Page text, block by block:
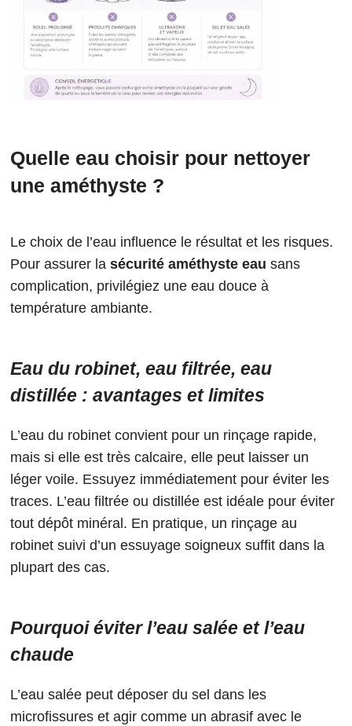
Quelle eau choisir pour nettoyer
une améthyste ?
Le choix de l’eau influence le résultat et les risques.
Pour assurer la sécurité améthyste eau sans
complication, privilégiez une eau douce à
température ambiante.
Eau du robinet, eau filtrée, eau
distillée : avantages et limites
L’eau du robinet convient pour un rinçage rapide,
mais si elle est très calcaire, elle peut laisser un
léger voile. Essuyez immédiatement pour éviter les
traces. L’eau filtrée ou distillée est idéale pour éviter
tout dépôt minéral. En pratique, un rinçage au
robinet suivi d’un essuyage soigneux suffit dans la
plupart des cas.
Pourquoi éviter l’eau salée et l’eau
chaude
L’eau salée peut déposer du sel dans les
microfissures et agir comme un abrasif avec le